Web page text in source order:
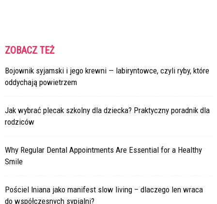
ZOBACZ TEŻ
Bojownik syjamski i jego krewni — labiryntowce, czyli ryby, które
oddychają powietrzem
Jak wybrać plecak szkolny dla dziecka? Praktyczny poradnik dla
rodziców
Why Regular Dental Appointments Are Essential for a Healthy
Smile
Pościel lniana jako manifest slow living – dlaczego len wraca
do współczesnych sypialni?